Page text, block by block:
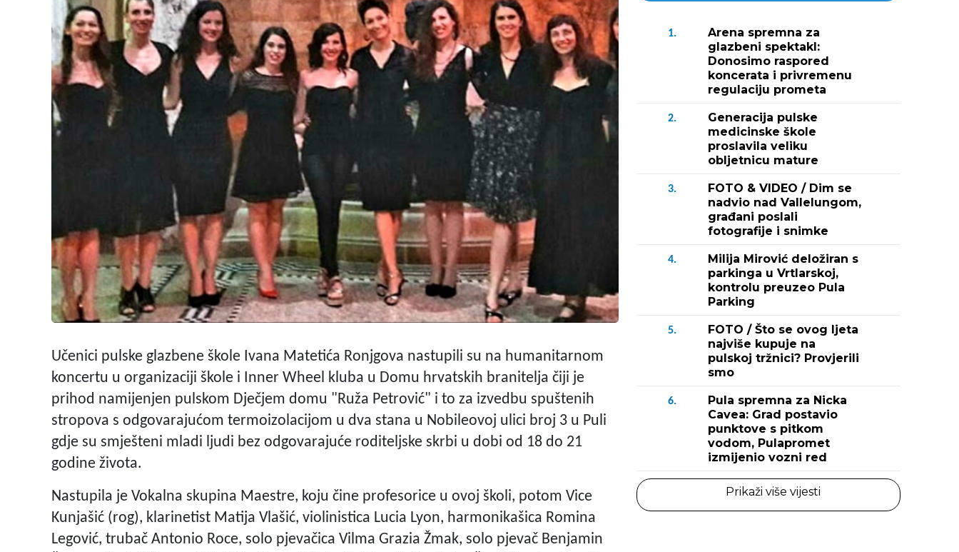
Učenici pulske glazbene škole Ivana Matetića Ronjgova nastupili su na humanitarnom
koncertu u organizaciji škole i Inner Wheel kluba u Domu hrvatskih branitelja čiji je
prihod namijenjen pulskom Dječjem domu "Ruža Petrović" i to za izvedbu spuštenih
stropova s odgovarajućom termoizolacijom u dva stana u Nobileovoj ulici broj 3 u Puli
gdje su smješteni mladi ljudi bez odgovarajuće roditeljske skrbi u dobi od 18 do 21
godine života.
Nastupila je Vokalna skupina Maestre, koju čine profesorice u ovoj školi, potom Vice
Kunjašić (rog), klarinetist Matija Vlašić, violinistica Lucia Lyon, harmonikašica Romina
Legović, trubač Antonio Roce, solo pjevačica Vilma Grazia Žmak, solo pjevač Benjamin
1.
Arena spremna za
glazbeni spektakl:
Donosimo raspored
koncerata i privremenu
regulaciju prometa
2.
Generacija pulske
medicinske škole
proslavila veliku
obljetnicu mature
3.
FOTO & VIDEO / Dim se
nadvio nad Vallelungom,
građani poslali
fotografije i snimke
4.
Milija Mirović deložiran s
parkinga u Vrtlarskoj,
kontrolu preuzeo Pula
Parking
5.
FOTO / Što se ovog ljeta
najviše kupuje na
pulskoj tržnici? Provjerili
smo
6.
Pula spremna za Nicka
Cavea: Grad postavio
punktove s pitkom
vodom, Pulapromet
izmijenio vozni red
Prikaži više vijesti